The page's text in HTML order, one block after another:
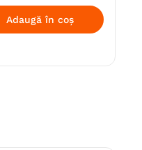
Adaugă în coș